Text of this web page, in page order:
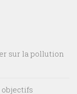
sur la pollution